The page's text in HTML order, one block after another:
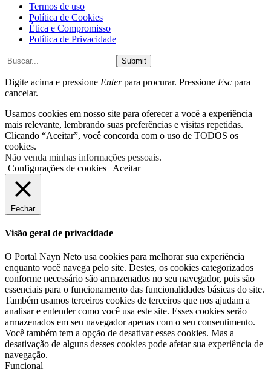
Termos de uso
Política de Cookies
Ética e Compromisso
Política de Privacidade
Submit
Digite acima e pressione Enterpara procurar. Pressione Esc para
cancelar.
Usamos cookies em nosso site para oferecer a você a experiência
mais relevante, lembrando suas preferências e visitas repetidas.
Clicando “Aceitar”, você concorda com o uso de TODOS os
cookies.
Não venda minhas informações pessoais.
Configurações de cookies
Aceitar
Fechar
Visão geral de privacidade
O Portal Nayn Neto usa cookies para melhorar sua experiência
enquanto você navega pelo site. Destes, os cookies categorizados
conforme necessário são armazenados no seu navegador, pois são
essenciais para o funcionamento das funcionalidades básicas do site.
Também usamos terceiros cookies de terceiros que nos ajudam a
analisar e entender como você usa este site. Esses cookies serão
armazenados em seu navegador apenas com o seu consentimento.
Você também tem a opção de desativar esses cookies. Mas a
desativação de alguns desses cookies pode afetar sua experiência de
navegação.
Funcional